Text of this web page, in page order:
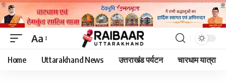
Font
Resizer
Aa
Home Uttarakhand News उत्तराखंड पर्यटन चारधाम यात्रा